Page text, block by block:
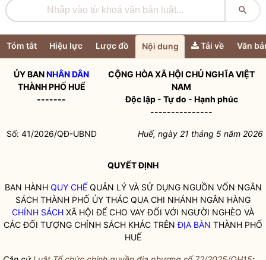

Tóm tắt Hiệu lực Lược đồ Nội dung Tải về Văn
ỦY BANNHÂN DÂN
THÀNH PHỐ HUẾ
-------
CỘNG HÒA XÃ HỘI CHỦ NGHĨA VIỆT
NAM
Độc lập - Tự do - Hạnh phúc
---------------
Số: 41/2026/QĐ-UBND Huế, ngày 21 tháng 5 năm 2026
QUYẾT ĐỊNH
BAN HÀNH QUY CHẾQUẢN LÝ VÀ SỬ DỤNG NGUỒN VỐN NGÂN
SÁCH THÀNH PHỐ ỦY THÁC QUA CHI NHÁNH NGÂN HÀNG
CHÍNH SÁCH XÃ HỘI ĐỂ CHO VAY ĐỐI VỚI NGƯỜI NGHÈO VÀ
CÁC ĐỐI TƯỢNG CHÍNH SÁCH KHÁC TRÊNĐỊA BÀN THÀNH PHỐ
HUẾ